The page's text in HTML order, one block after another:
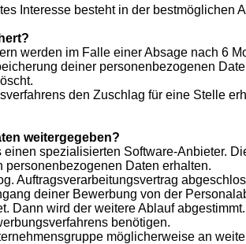
Interesse besteht in der
werden im Falle einer Absage nach 6
deiner personenbezogenen
den Zuschlag für eine Stelle
weitergegeben?
spezialisierten Software-Anbieter.
Daten erhalten.
Auftragsverarbeitungsvertrag
deiner Bewerbung von der
Dann wird der weitere Ablauf
benötigen.
möglicherweise an